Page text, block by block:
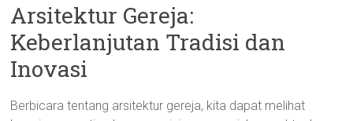
Arsitektur Gereja:
Keberlanjutan Tradisi dan
Inovasi
Berbicara tentang arsitektur gereja, kita dapat melihat